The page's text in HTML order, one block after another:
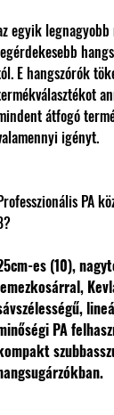
egyik
E hangszórók
átfogó
igényt.
PA
es (10),
PA